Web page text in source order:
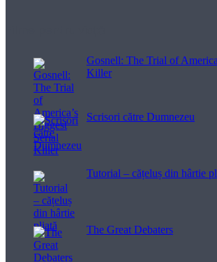
Gosnell: The Trial of
Killer
Scrisori către Dumnezeu
Tutorial – cățeluș din hârtie
The Great Debaters